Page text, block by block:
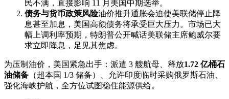
民不满，直接影响 11 月美国中期选举。
债务与货币政策风险油价推升通胀会迫使美联储停止降
息甚至加息，美国高额债务将承受巨大压力。市场已大
幅上调利率预期，特朗普公开喊话美联储主席鲍威尔要
求立即降息，足见其焦虑。
为压制油价，美国紧急出手：派遣 3 艘航母、释放1.72 亿桶石
油储备 （超本国 1/3 储备）、允许印度临时采购俄罗斯石油、
强化海峡护航，全方位试图稳住能源供给。